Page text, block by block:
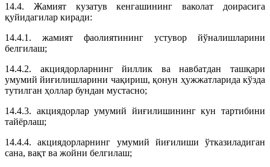
14.4. Жамият кузатув кенгашининг ваколат доирасига
қуйидагилар киради:
14.4.1. жамият фаолиятининг устувор йўналишларини
белгилаш;
14.4.2. акциядорларнинг йиллик ва навбатдан ташқари
умумий йиғилишларини чақириш, қонун ҳужжатларида кўзда
тутилган ҳоллар бундан мустасно;
14.4.3. акциядорлар умумий йиғилишининг кун тартибини
тайёрлаш;
14.4.4. акциядорларнинг умумий йиғилиши ўтказиладиган
сана, вақт ва жойни белгилаш;